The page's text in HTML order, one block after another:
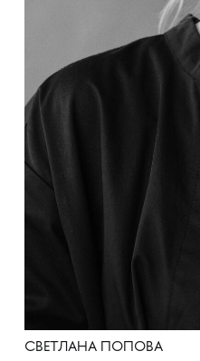
СВЕТЛАНА ПОПОВА